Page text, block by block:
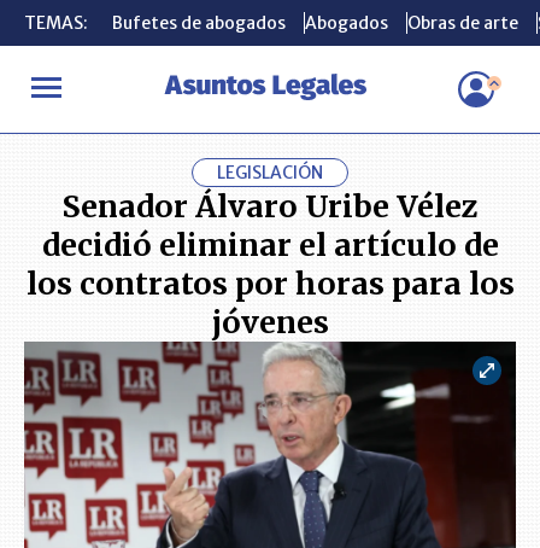
TEMAS: Bufetes de abogados Abogados Obras de arte
INICIO ACTUALIDAD Senador Álvaro Uribe Vélez decidió
TEMAS: Bufetes de abogados Abogados Obras de arte
LEGISLACIÓN
Senador Álvaro Uribe Vélez
decidió eliminar el artículo de
los contratos por horas para los
jóvenes